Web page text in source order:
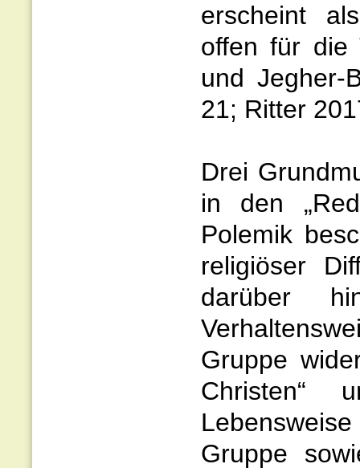
erscheint
offen für die
und Jegher-
21; Ritter
Drei
in den
Polemik
religiöser
darüber
Gruppe
Christen“
Gruppe